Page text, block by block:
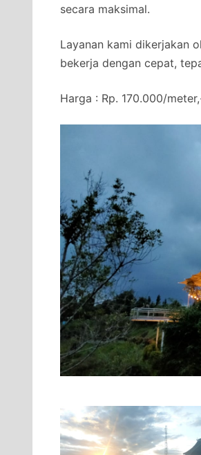
secara maksimal.
Layanan kami dikerjakan
bekerja dengan cepat,
Harga : Rp. 170.000/